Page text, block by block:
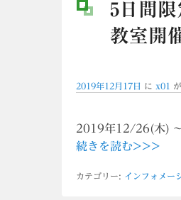
5日間
教室開
2019年12月17日 に x01
2019年12/26(木)
続きを読む>>>
カテゴリー: インフォメー